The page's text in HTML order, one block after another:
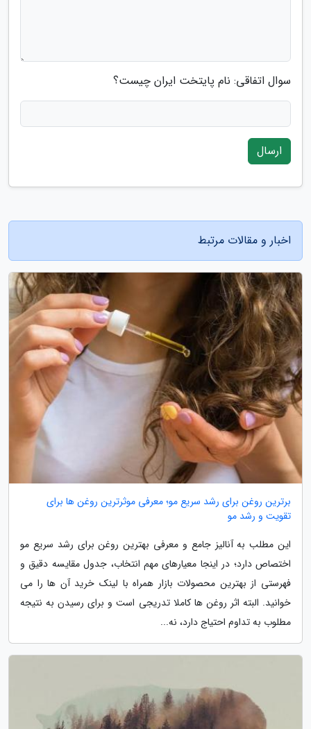
سوال اتفاقی: نام پایتخت ایران چیست؟
ارسال
اخبار و مقالات مرتبط
برترین روغن برای رشد سریع مو؛ معرفی موثرترین روغن ها برای
تقویت و رشد مو
این مطلب به آنالیز جامع و معرفی بهترین روغن برای رشد سریع مو
اختصاص دارد؛ در اینجا معیارهای مهم انتخاب، جدول مقایسه دقیق و
فهرستی از بهترین محصولات بازار همراه با لینک خرید آن ها را می
خوانید. البته اثر روغن ها کاملا تدریجی است و برای رسیدن به نتیجه
مطلوب به تداوم احتیاج دارد، نه...